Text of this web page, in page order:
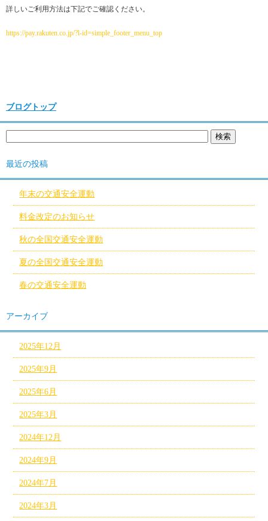
詳しいご利用方法は下記でご確認ください。
https://pay.rakuten.co.jp/?l-id=simple_footer_menu_top
ブログトップ
最近の投稿
年末の交通安全運動
料金改定のお知らせ
秋の全国交通安全運動
夏の全国交通安全運動
春の交通安全運動
アーカイブ
2025年12月
2025年9月
2025年6月
2025年3月
2024年12月
2024年9月
2024年7月
2024年3月